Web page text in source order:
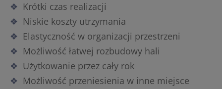
Krótki czas realizacji
Niskie koszty utrzymania
Elastyczność w organizacji przestrzeni
Możliwość łatwej rozbudowy hali
Użytkowanie przez cały rok
Możliwość przeniesienia w inne miejsce